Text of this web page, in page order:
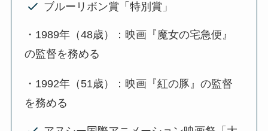
ブルーリボン賞「特別賞」
・1989年（48歳）：映画『魔女の宅急便』
の監督を務める
・1992年（51歳）：映画『紅の豚』の監督
を務める